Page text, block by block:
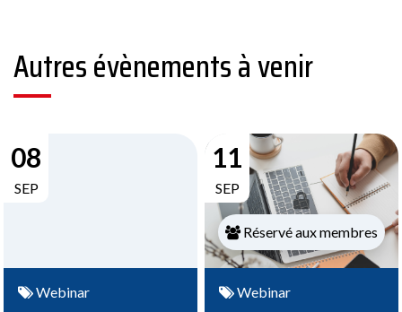
Autres évènements à venir
08
SEP
Webinar
11
SEP
Réservé aux membres
Webinar